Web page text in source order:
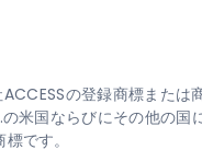
の登録商標または
国ならびにその他の国
です。